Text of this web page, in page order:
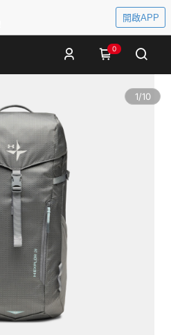
開啟APP
0
1/10